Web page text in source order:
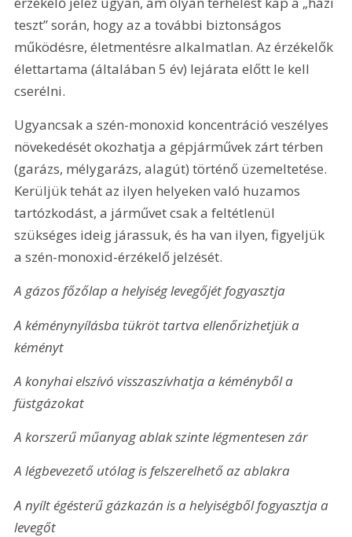
teszt” során, hogy az a további biztonságos
működésre, életmentésre alkalmatlan. Az érzékelők
élettartama (általában 5 év) lejárata előtt le kell
cserélni.
Ugyancsak a szén-monoxid koncentráció veszélyes
növekedését okozhatja a gépjárművek zárt térben
(garázs, mélygarázs, alagút) történő üzemeltetése.
Kerüljük tehát az ilyen helyeken való huzamos
tartózkodást, a járművet csak a feltétlenül
szükséges ideig járassuk, és ha van ilyen, figyeljük
a szén-monoxid-érzékelő jelzését.
A gázos főzőlap a helyiség levegőjét fogyasztja
A kéménynyílásba tükröt tartva ellenőrizhetjük a
kéményt
A konyhai elszívó visszaszívhatja a kéményből a
füstgázokat
A korszerű műanyag ablak szinte légmentesen zár
A légbevezető utólag is felszerelhető az ablakra
A nyílt égésterű gázkazán is a helyiségből fogyasztja a
levegőt